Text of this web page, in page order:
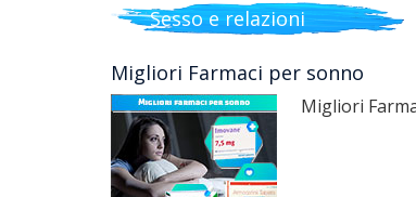
Sesso e relazioni
Migliori Farmaci per sonno
Migliori